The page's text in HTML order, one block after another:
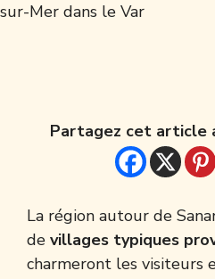
sur-Mer dans le Var
Partagez cet article
La région autour de
de villages typiques
charmeront les visiteurs